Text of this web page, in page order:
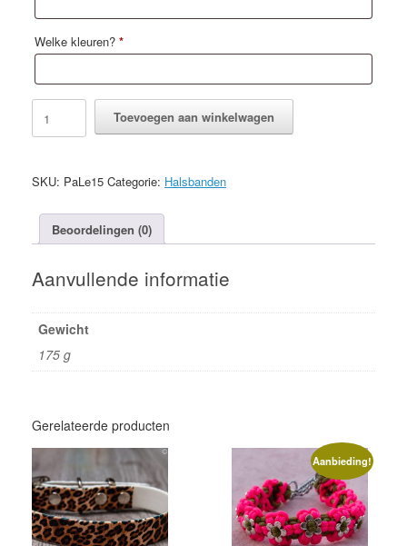
Welke kleuren? *
Aideen
4cm
aantal
Toevoegen aan winkelwagen
SKU: PaLe15 Categorie: Halsbanden
Beoordelingen (0)
Aanvullende informatie
Gewicht
175 g
Gerelateerde producten
Aanbieding!